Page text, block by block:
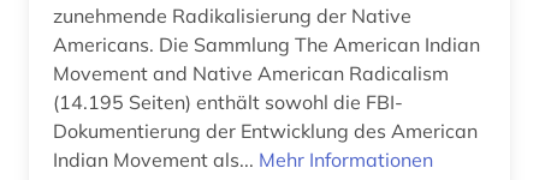
heyne (1)
hinduismus (1)
hispanistik (4)
hispanoamerika (1)
zunehmende Radikalisierung der Native
Americans. Die Sammlung The American Indian
Movement and Native American Radicalism
(14.195 Seiten) enthält sowohl die FBI-
Dokumentierung der Entwicklung des American
Indian Movement als... Mehr Informationen